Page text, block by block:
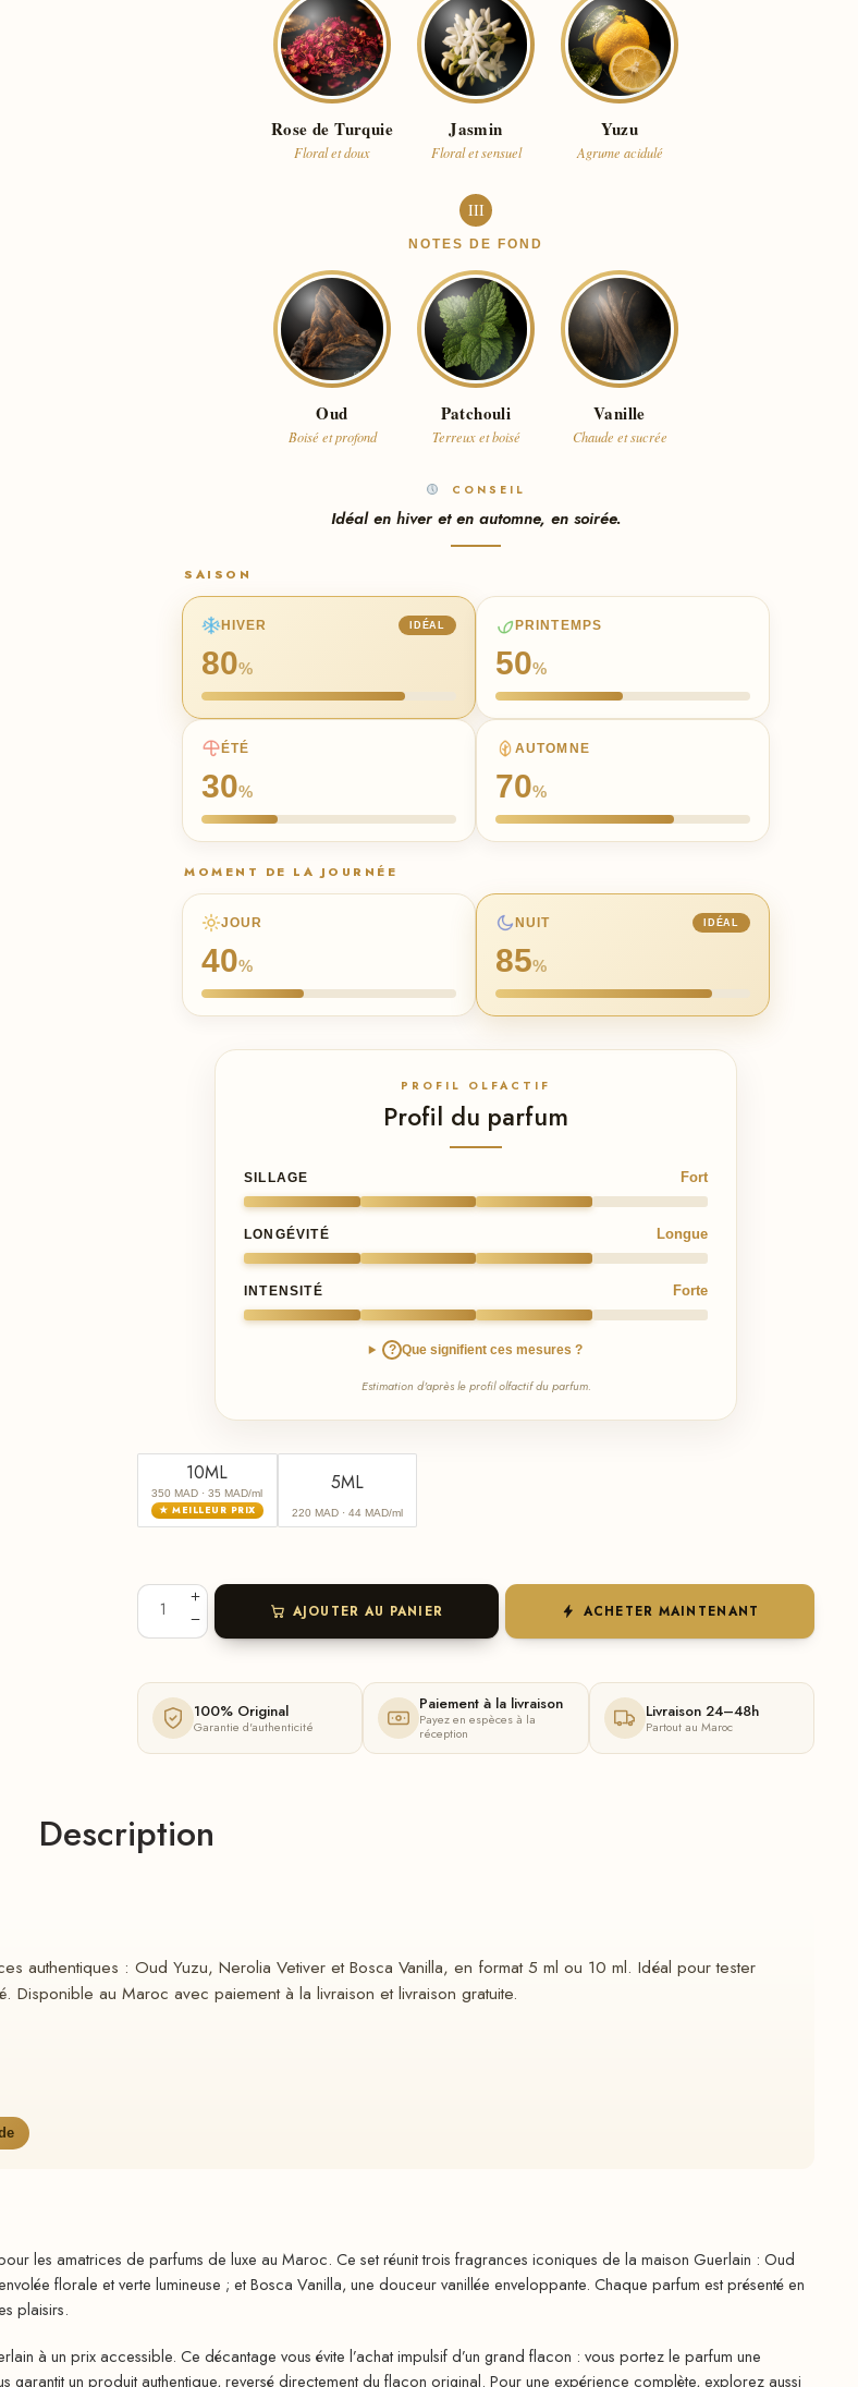
Rose de Turquie
Floral et doux
Jasmin
Floral et sensuel
Yuzu
Agrume acidulé
III
NOTES DE FOND
Oud
Boisé et profond
Patchouli
Terreux et boisé
Vanille
Chaude et sucrée
CONSEIL
Idéal en hiver et en automne, en soirée.
SAISON
HIVER IDÉAL
80%
PRINTEMPS
50%
ÉTÉ
30%
AUTOMNE
70%
MOMENT DE LA JOURNÉE
JOUR
40%
NUIT IDÉAL
85%
PROFIL OLFACTIF
Profil du parfum
SILLAGE Fort
LONGÉVITÉ Longue
INTENSITÉ Forte
? Que signifient ces mesures ?
Estimation d'après le profil olfactif du parfum.
10ML
350 MAD · 35 MAD/ml
★ MEILLEUR PRIX
5ML
220 MAD· 44 MAD/ml
AJOUTER AU PANIER ACHETER MAINTENANT
100% Original
Garantie d'authenticité
Paiement à la livraison
Payez en espèces à la
réception
Livraison 24–48h
Partout au Maroc
Description
authentiques : Oud Yuzu, Nerolia Vetiver et Bosca Vanilla, en format 5 ml ou 10 ml. Idéal pour tester
au Maroc avec paiement à la livraison et livraison gratuite.
les amatrices de parfums de luxe au Maroc. Ce set réunit trois fragrances iconiques de la maison Guerlain : Oud
florale et verte lumineuse ; et Bosca Vanilla, une douceur vanillée enveloppante. Chaque parfum est présenté en
plaisirs.
à un prix accessible. Ce décantage vous évite l’achat impulsif d’un grand flacon : vous portez le parfum une
un produit authentique, reversé directement du flacon original. Pour une expérience complète, explorez aussi